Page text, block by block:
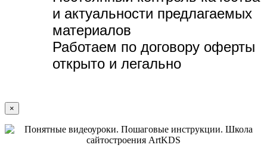
и актуальности предлагаемых
материалов
Работаем по договору оферты
открыто и легально
×